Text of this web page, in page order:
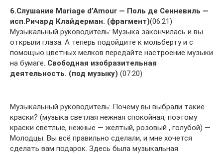
6.Слушание Mariage d’Amour — Поль де Сенневиль —
исп.Ричард Клайдерман. (фрагмент)(06:21)
Музыкальный руководитель: Музыка закончилась и вы
открыли глаза. А теперь подойдите к мольберту и с
помощью цветных мелков передайте настроение музыки
на бумаге. Свободная изобразительная
деятельность. (под музыку) (07:20)
Музыкальный руководитель: Почему вы выбрали такие
краски? (музыка светлая нежная спокойная, поэтому
краски светлые, нежные — жёлтый, розовый , голубой) —
Молодцы. Вы всё правильно сделали, и мне хочется
сделать вам подарок. Здесь была музыкальная